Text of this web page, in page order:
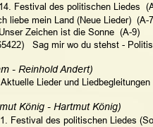
14. Festival des politischen Liedes
liebe mein Land (Neue Lieder)  (A-
Zeichen ist die Sonne  (A-9)
Sag mir wo du stehst -
- Reinhold Andert)
Lieder und
König - Hartmut König)
1. Festival des politischen Liedes